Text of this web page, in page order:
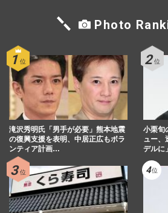
Photo
滝沢秀明氏「男手が必要」熊本地震
の復興支援を表明、中居正広もボラ
ンティア計画…
小栗旬
ュー、
デルに